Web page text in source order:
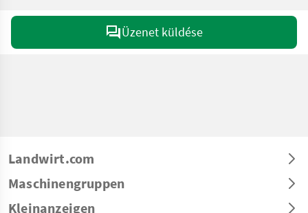
Üzenet küldése
Landwirt.com
Maschinengruppen
Kleinanzeigen